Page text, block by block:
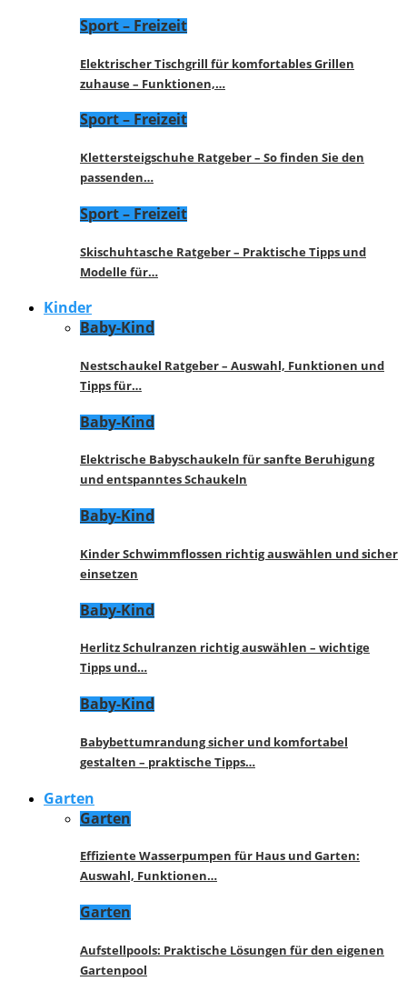
Sport – Freizeit
Elektrischer Tischgrill für komfortables Grillen
zuhause – Funktionen,…
Sport – Freizeit
Klettersteigschuhe Ratgeber – So finden Sie den
passenden…
Sport – Freizeit
Skischuhtasche Ratgeber – Praktische Tipps und
Modelle für…
Kinder
Baby-Kind
Nestschaukel Ratgeber – Auswahl, Funktionen und
Tipps für…
Baby-Kind
Elektrische Babyschaukeln für sanfte Beruhigung
und entspanntes Schaukeln
Baby-Kind
Kinder Schwimmflossen richtig auswählen und sicher
einsetzen
Baby-Kind
Herlitz Schulranzen richtig auswählen – wichtige
Tipps und…
Baby-Kind
Babybettumrandung sicher und komfortabel
gestalten – praktische Tipps…
Garten
Garten
Effiziente Wasserpumpen für Haus und Garten:
Auswahl, Funktionen…
Garten
Aufstellpools: Praktische Lösungen für den eigenen
Gartenpool